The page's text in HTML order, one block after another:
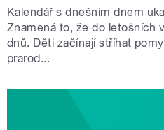
Kalendář s dnešním dnem
Znamená to, že do letošních
dnů. Děti začínají stříhat
prarod...